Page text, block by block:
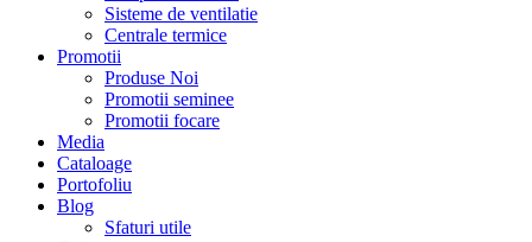
Sisteme de ventilatie
Centrale termice
Promotii
Produse Noi
Promotii seminee
Promotii focare
Media
Cataloage
Portofoliu
Blog
Sfaturi utile